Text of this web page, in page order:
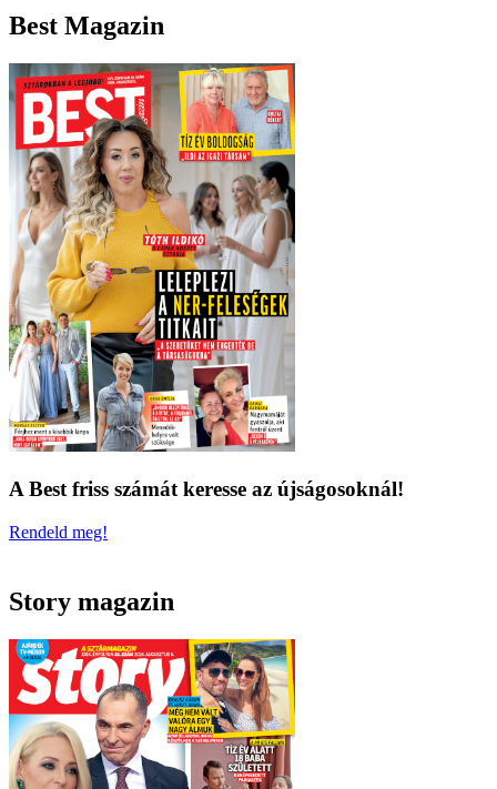
Best Magazin
A Best friss számát keresse az újságosoknál!
Rendeld meg!
Story magazin